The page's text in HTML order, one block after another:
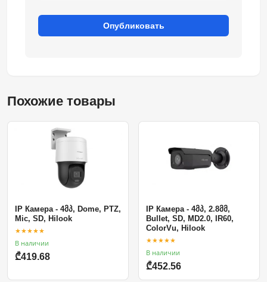
Опубликовать
Похожие товары
IP Камера - 4მპ, Dome, PTZ,
Mic, SD, Hilook
★★★★★
В наличии
₾419.68
IP Камера - 4მპ, 2.8მმ,
Bullet, SD, MD2.0, IR60,
ColorVu, Hilook
★★★★★
В наличии
₾452.56